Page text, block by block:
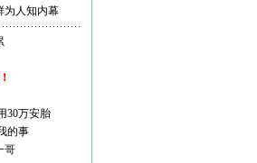
为人知内幕
30万安胎
的事
哥